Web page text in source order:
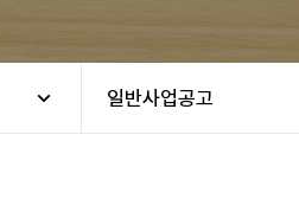
일반사업공고